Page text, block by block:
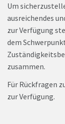
Um
ausreichendes
zur Verfügung
dem
zusammen.
Für Rückfragen
zur Verfügung.